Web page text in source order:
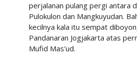
perjalanan pulang pergi antara
Pulokulon dan Mangkuyudan.
kecilnya kala itu sempat
Pandanaran Jogjakarta atas
Mufid Mas'ud.